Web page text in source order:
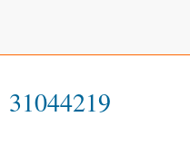
31044219